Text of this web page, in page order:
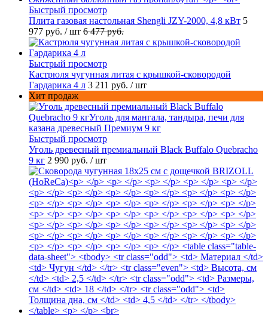
Быстрый просмотр
Плита газовая настольная Shengli JZY-2000, 4,8 кВт 5
977 руб. / шт 6 477 руб.
Быстрый просмотр
Кастрюля чугунная литая с крышкой-сковородой
Гардарика 4 л 3 211 руб. / шт
Хит продаж
Быстрый просмотр
Уголь древесный премиальный Black Buffalo Quebracho
9 кг 2 990 руб. / шт